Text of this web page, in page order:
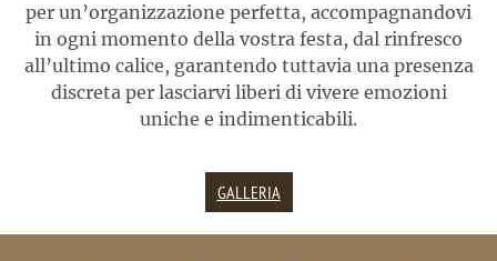
per un’organizzazione perfetta, accompagnandovi
in ogni momento della vostra festa, dal rinfresco
all’ultimo calice, garantendo tuttavia una presenza
discreta per lasciarvi liberi di vivere emozioni
uniche e indimenticabili.
GALLERIA